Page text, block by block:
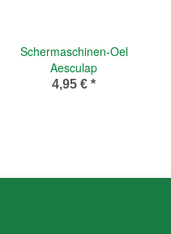
Schermaschinen-Oel
Aesculap
4,95 € *